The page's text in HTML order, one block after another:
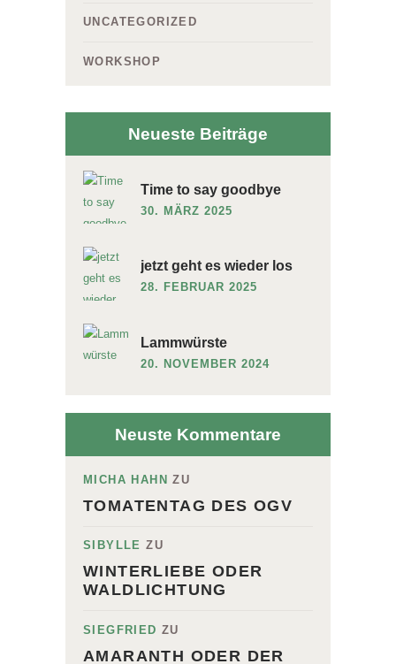
UNCATEGORIZED
WORKSHOP
Neueste Beiträge
Time to say goodbye
30. MÄRZ 2025
jetzt geht es wieder los
28. FEBRUAR 2025
Lammwürste
20. NOVEMBER 2024
Neuste Kommentare
MICHA HAHN ZU
TOMATENTAG DES OGV
SIBYLLE ZU
WINTERLIEBE ODER
WALDLICHTUNG
SIEGFRIED ZU
AMARANTH ODER DER